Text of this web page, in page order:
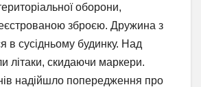
оборони,
зброєю. Дружина з
в сусідньому будинку. Над
літаки, скидаючи маркери.
надійшло попередження про